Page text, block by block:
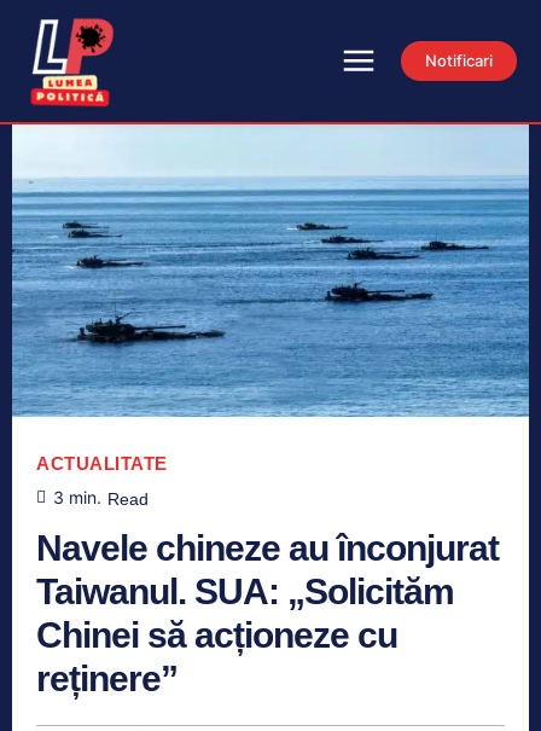
Notificari
ACTUALITATE
3 min. Read
Navele chineze au înconjurat
Taiwanul. SUA: „Solicităm
Chinei să acționeze cu
reținere”